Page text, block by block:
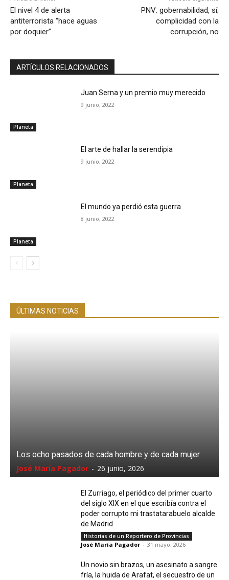
El nivel 4 de alerta
antiterrorista “hace aguas
por doquier”
PNV: gobernabilidad, sí;
complicidad con la
corrupción, no
ARTÍCULOS RELACIONADOS
Planeta
Juan Serna y un premio muy merecido
9 junio, 2022
Planeta
El arte de hallar la serendipia
9 junio, 2022
Planeta
El mundo ya perdió esta guerra
8 junio, 2022
ÚLTIMAS NOTICIAS
Los ocho pasados de cada hombre y de cada mujer
José María Pagador - 26 junio, 2026
El Zurriago, el periódico del primer cuarto
del siglo XIX en el que escribía contra el
poder corrupto mi trastatarabuelo alcalde
de Madrid
Historias de un Reportero de Provincias
José María Pagador - 31 mayo, 2026
Un novio sin brazos, un asesinato a sangre
fría, la huida de Arafat, el secuestro de un